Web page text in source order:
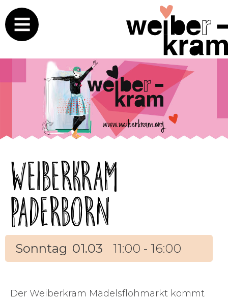
Weiberkram
Paderborn
Sonntag 01.03 11:00 - 16:00
Der Weiberkram Mädelsflohmarkt kommt